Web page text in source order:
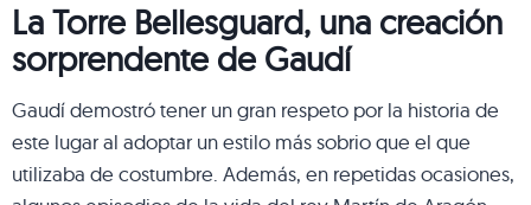
La Torre Bellesguard, una creación
sorprendente de Gaudí
Gaudí demostró tener un gran respeto por la historia de
este lugar al adoptar un estilo más sobrio que el que
utilizaba de costumbre. Además, en repetidas ocasiones,